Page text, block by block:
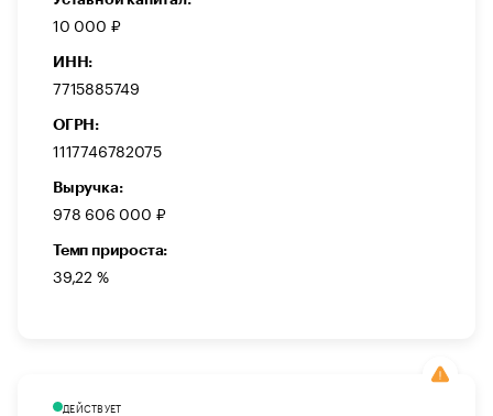
10 000 ₽
ИНН:
7715885749
ОГРН:
1117746782075
Выручка:
978 606 000 ₽
Темп прироста:
39,22 %
ДЕЙСТВУЕТ